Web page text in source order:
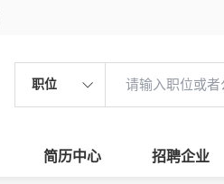
职位
简历中心 招聘企业